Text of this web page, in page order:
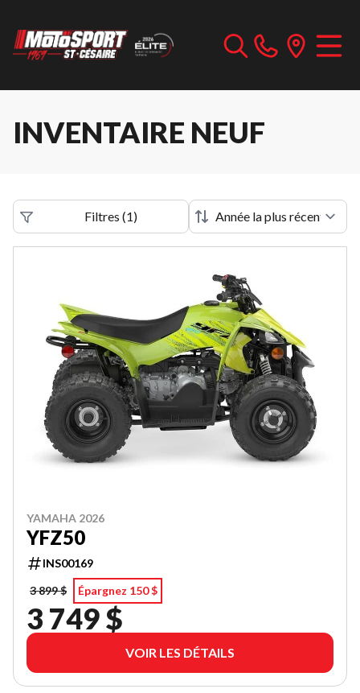
INVENTAIRE NEUF
Filtres (1)
YAMAHA 2026
YFZ50
INS00169
3 899 $
Épargnez 150 $
3 749 $
VOIR LES DÉTAILS